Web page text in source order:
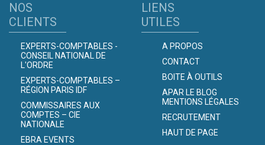
NOS
CLIENTS
EXPERTS-COMPTABLES -
CONSEIL NATIONAL DE
L'ORDRE
EXPERTS-COMPTABLES –
RÉGION PARIS IDF
COMMISSAIRES AUX
COMPTES – CIE
NATIONALE
EBRA EVENTS
LIENS
UTILES
A PROPOS
CONTACT
BOITE À OUTILS
APAR LE BLOG
MENTIONS LÉGALES
RECRUTEMENT
HAUT DE PAGE